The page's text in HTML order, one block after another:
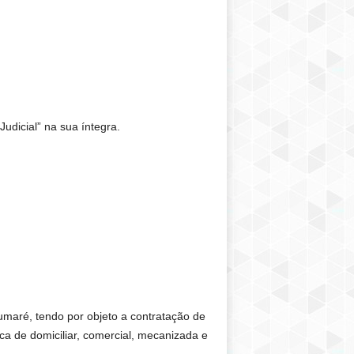
na sua íntegra.
tendo por objeto a contratação de
de domiciliar, comercial, mecanizada e